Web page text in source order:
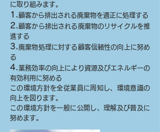
に取り組みます。
1.顧客から排出される廃棄物を適正に処理する
2.顧客から排出される廃棄物のリサイクルを推
進する
3. 廃棄物処理に対する顧客信頼性の向上に努め
る
4.業務効率の向上により資源及びエネルギーの
有効利用に努める
この環境方針を全従業員に周知し、環境意識の
向上を図ります。
この環境方針を一般に公開し、理解及び普及に
努めます。